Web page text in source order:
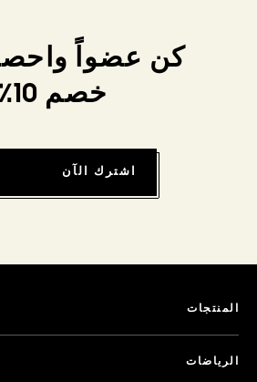
كن عضواً
خصم 10٪
اشترك الآن
المنتجات
الرياضات